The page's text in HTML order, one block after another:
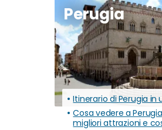
Perugia
Itinerario di Perugia in
Cosa vedere a
migliori attrazioni e